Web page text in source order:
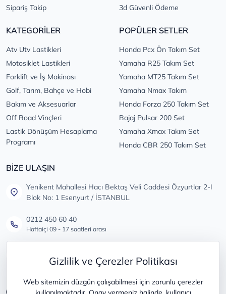
Gizlilik ve Çerezler Politikası
Web sitemizin düzgün çalışabilmesi için zorunlu çerezler
Sipariş Takip
3d Güvenli Ödeme
KATEGORİLER
Atv Utv Lastikleri
Motosiklet Lastikleri
Forklift ve İş Makinası
Golf, Tarım, Bahçe ve Hobi
Bakım ve Aksesuarlar
Off Road Vinçleri
Lastik Dönüşüm Hesaplama
Programı
POPÜLER SETLER
Honda Pcx Ön Takım Set
Yamaha R25 Takım Set
Yamaha MT25 Takım Set
Yamaha Nmax Takım
Honda Forza 250 Takım Set
Bajaj Pulsar 200 Set
Yamaha Xmax Takım Set
Honda CBR 250 Takım Set
BİZE ULAŞIN
Yenikent Mahallesi Hacı Bektaş Veli Caddesi Özyurtlar 2-I
Blok No: 1 Esenyurt / İSTANBUL
0212 450 60 40
Haftaiçi 09 - 17 saatleri arası
Tüm öneri ve şikayetleriniz için